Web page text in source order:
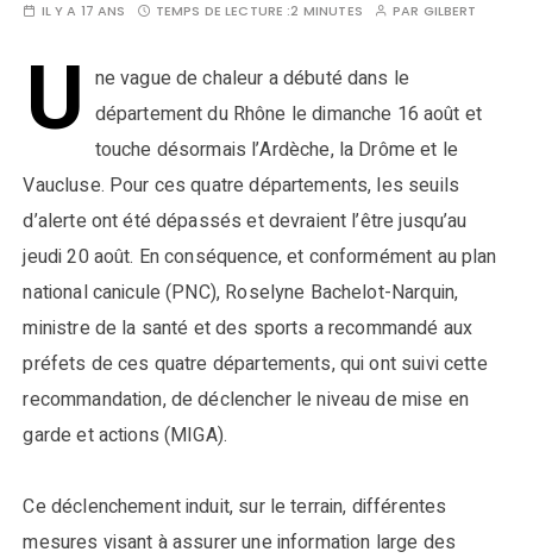
IL Y A 17 ANS TEMPS DE LECTURE :2 MINUTES PAR GILBERT
U ne vague de chaleur a débuté dans le
département du Rhône le dimanche 16 août et
touche désormais l’Ardèche, la Drôme et le
Vaucluse. Pour ces quatre départements, les seuils
d’alerte ont été dépassés et devraient l’être jusqu’au
jeudi 20 août. En conséquence, et conformément au plan
national canicule (PNC), Roselyne Bachelot-Narquin,
ministre de la santé et des sports a recommandé aux
préfets de ces quatre départements, qui ont suivi cette
recommandation, de déclencher le niveau de mise en
garde et actions (MIGA).
Ce déclenchement induit, sur le terrain, différentes
mesures visant à assurer une information large des